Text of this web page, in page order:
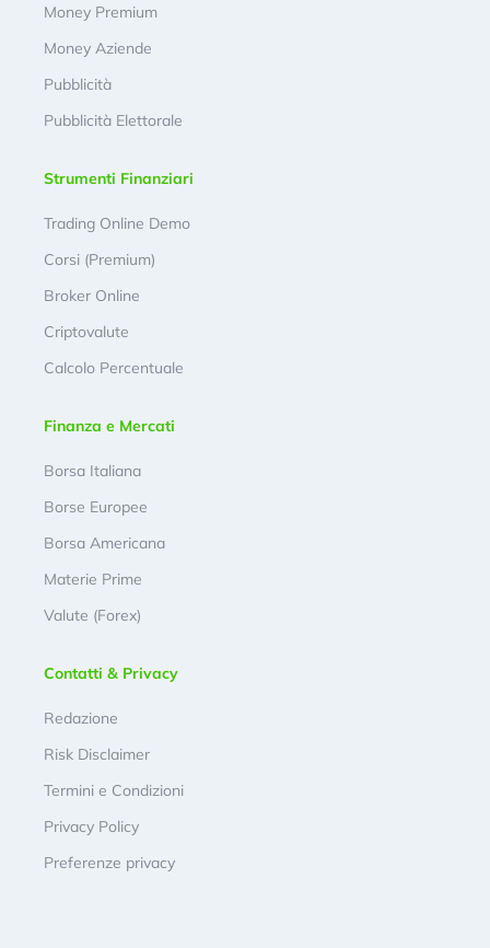
Money Premium
Money Aziende
Pubblicità
Pubblicità Elettorale
Strumenti Finanziari
Trading Online Demo
Corsi (Premium)
Broker Online
Criptovalute
Calcolo Percentuale
Finanza e Mercati
Borsa Italiana
Borse Europee
Borsa Americana
Materie Prime
Valute (Forex)
Contatti & Privacy
Redazione
Risk Disclaimer
Termini e Condizioni
Privacy Policy
Preferenze privacy